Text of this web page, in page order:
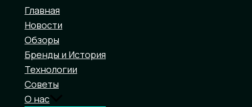
Главная
Новости
Обзоры
Бренды и История
Технологии
Советы
О нас